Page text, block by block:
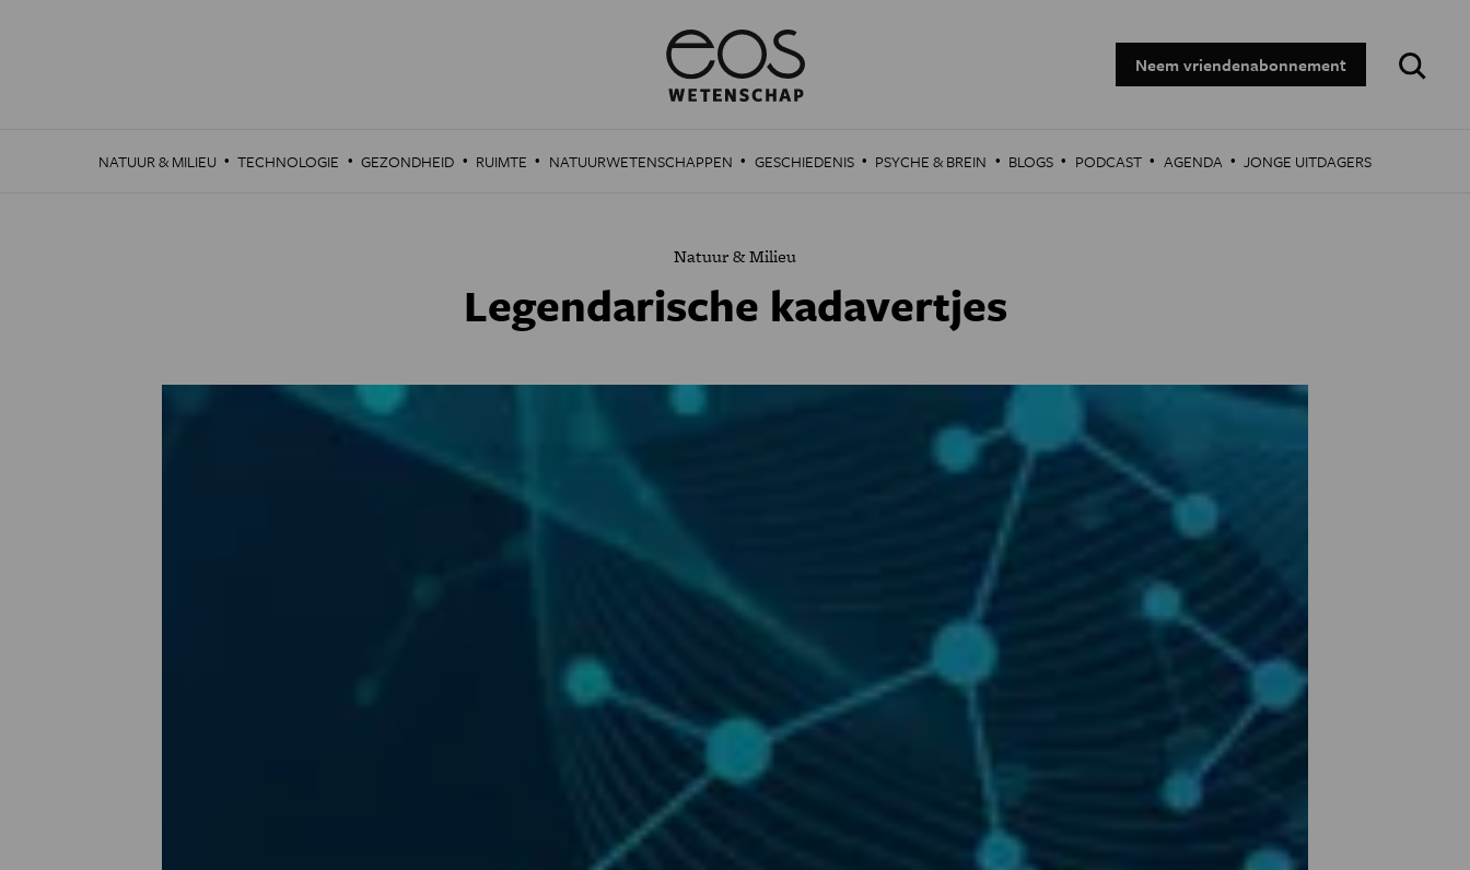
Neem vriendenabonnement
Zoeken:
NATUUR & MILIEU · TECHNOLOGIE · GEZONDHEID · RUIMTE · NATUURWETENSCHAPPEN · GESCHIEDENIS · PSYCHE & BREIN · BLOGS · PODCAST · AGENDA · JONGE UITDAGERS
Natuur & Milieu
Legendarische kadavertjes